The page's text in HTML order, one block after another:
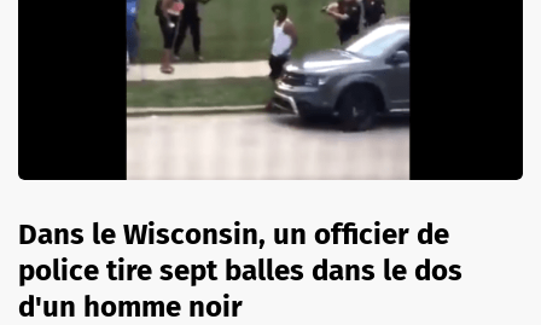
Dans le Wisconsin, un officier de
police tire sept balles dans le dos
d'un homme noir